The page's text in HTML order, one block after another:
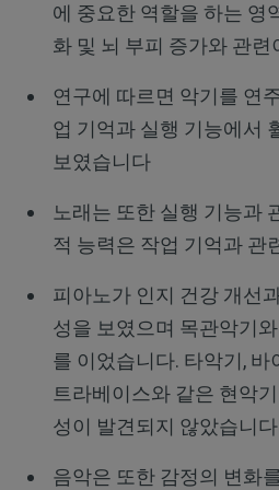
에 중요한 역할을 하는 영
화 및 뇌 부피 증가와 관련
연구에 따르면 악기를 연
업 기억과 실행 기능에서
보였습니다
노래는 또한 실행 기능과
적 능력은 작업 기억과 관
피아노가 인지 건강 개선
성을 보였으며 목관악기
를 이었습니다. 타악기, 바
트라베이스와 같은 현악
성이 발견되지 않았습니다
음악은 또한 감정의 변화